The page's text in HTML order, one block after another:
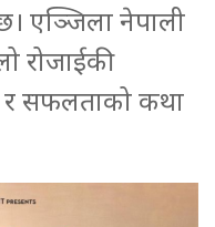
एञ्जिला नेपाली
रोजाईकी
र सफलताको कथा